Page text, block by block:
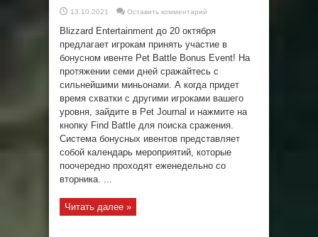
13.10.2021 Оставить комментарий
Blizzard Entertainment до 20 октября
предлагает игрокам принять участие в
бонусном ивенте Pet Battle Bonus Event! На
протяжении семи дней сражайтесь с
сильнейшими миньонами. А когда придет
время схватки с другими игроками вашего
уровня, зайдите в Pet Journal и нажмите на
кнопку Find Battle для поиска сражения.
Система бонусных ивентов представляет
собой календарь мероприятий, которые
поочередно проходят еженедельно со
вторника. ...
Читать далее »